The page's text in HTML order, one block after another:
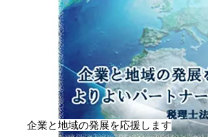
企業と地域の発展を応援します